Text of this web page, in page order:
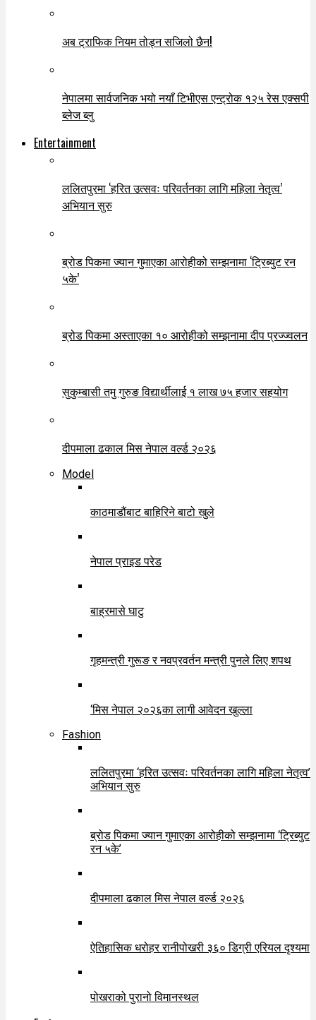
अब ट्राफिक नियम तोड्न सजिलो छैन!
नेपालमा सार्वजनिक भयो नयाँ टिभीएस एन्ट्रोक १२५ रेस एक्सपी
ब्लेज ब्लु
Entertainment
ललितपुरमा ‘हरित उत्सवः परिवर्तनका लागि महिला नेतृत्व’
अभियान सुरु
ब्रोड पिकमा ज्यान गुमाएका आरोहीको सम्झनामा ‘ट्रिब्युट रन
५के’
ब्रोड पिकमा अस्ताएका १० आरोहीको सम्झनामा दीप प्रज्ज्वलन
सुकुम्बासी तमु गुरुङ विद्यार्थीलाई १ लाख ७५ हजार सहयोग
दीपमाला ढकाल मिस नेपाल वर्ल्ड २०२६
Model
काठमाडौंबाट बाहिरिने बाटो खुले
नेपाल प्राइड परेड
बाह्रमासे घाटु
गृहमन्त्री गुरूङ र नवप्रवर्तन मन्त्री पुनले लिए शपथ
‘मिस नेपाल २०२६का लागी आवेदन खुल्ला
Fashion
ललितपुरमा ‘हरित उत्सवः परिवर्तनका लागि महिला नेतृत्व’
अभियान सुरु
ब्रोड पिकमा ज्यान गुमाएका आरोहीको सम्झनामा ‘ट्रिब्युट
रन ५के’
दीपमाला ढकाल मिस नेपाल वर्ल्ड २०२६
ऐतिहासिक धरोहर रानीपोखरी ३६० डिग्री एरियल दृश्यमा
पोखराको पुरानो विमानस्थल